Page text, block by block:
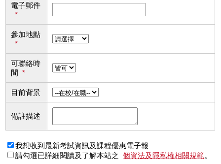
電子郵件
*
參加地點
*
可聯絡時
間 *
目前背景
備註描述
我想收到最新考試資訊及課程優惠電子報
請勾選已詳細閱讀及了解本站之
個資法及隱私權相關規範。